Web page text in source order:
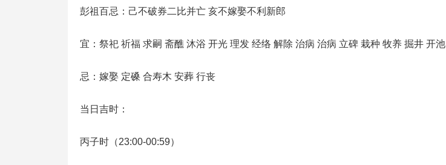
彭祖百忌：己不破券二比并亡 亥不嫁娶不利新郎
宜：祭祀 祈福 求嗣 斋醮 沐浴 开光 理发 经络 解除 治病 治病 立碑 栽种 牧养 掘井 开池
忌：嫁娶 定磉 合寿木 安葬 行丧
当日吉时：
丙子时（23:00-00:59）